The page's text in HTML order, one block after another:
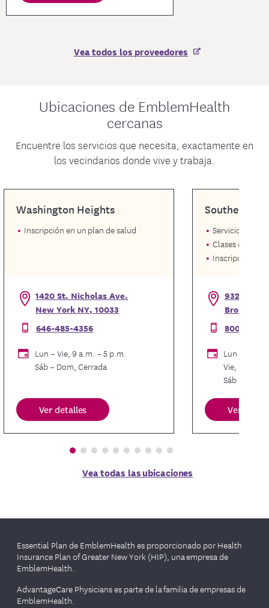
Vea todos los proveedores
Ubicaciones de EmblemHealth
cercanas
Encuentre los servicios que necesita, exactamente en
los vecindarios donde vive y trabaja.
Washington Heights
Inscripción en un plan de salud
1420 St. Nicholas Ave.
New York NY, 10033
646-485-4356
Lun – Vie, 9 a.m. – 5 p.m.
Sáb – Dom, Cerrada
Ver detalles
Southern
Servicio de
Clases de
Inscripción en
932
Bronx NY,
800-223-
Lun – Jue,
Vie, 9 a.m.
Sáb – Dom,
Ver
Vea todas las ubicaciones
Essential Plan de EmblemHealth es proporcionado por Health
Insurance Plan of Greater New York (HIP), una empresa de
EmblemHealth.
AdvantageCare Physicians es parte de la familia de empresas de
EmblemHealth.